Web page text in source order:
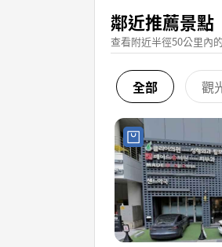
鄰近推薦景點
查看附近半徑50公里內
全部 觀